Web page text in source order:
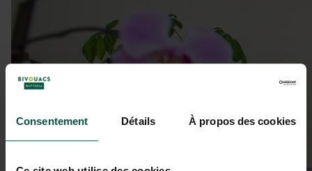
Consentement Détails À propos des cookies